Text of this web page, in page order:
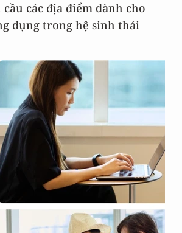
các địa điểm dành cho
dụng trong hệ sinh thái